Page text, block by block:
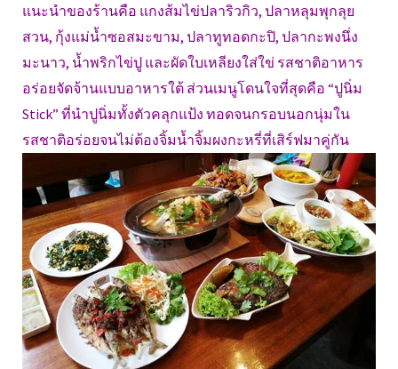
แนะนำของร้านคือ แกงส้มไข่ปลาริวกิว, ปลาหลุมพุกลุย
สวน, กุ้งแม่น้ำซอสมะขาม, ปลาทูทอดกะปิ, ปลากะพงนึ่ง
มะนาว, น้ำพริกไข่ปู และผัดใบเหลียงใส่ใข่ รสชาติอาหาร
อร่อยจัดจ้านแบบอาหารใต้ ส่วนเมนูโดนใจที่สุดคือ “ปูนิ่ม
Stick” ที่นำปูนิ่มทั้งตัวคลุกแป้ง ทอดจนกรอบนอกนุ่มใน
รสชาติอร่อยจนไม่ต้องจิ้มน้ำจิ้มผงกะหรี่ที่เสิร์ฟมาคู่กัน